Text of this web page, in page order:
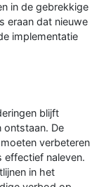
in de gebrekkige
eraan dat nieuwe
implementatie
blijft
ontstaan. De
verbeteren
effectief naleven.
in het